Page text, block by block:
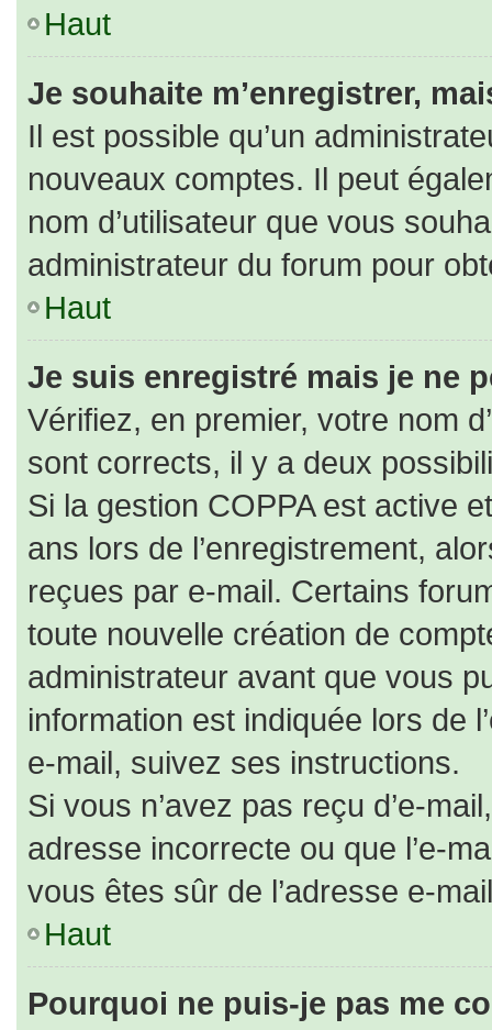
Haut
Je souhaite m’enregistrer,
Il est possible qu’un
nouveaux comptes. Il peut
nom d’utilisateur que vous
administrateur du forum pour
Haut
Je suis enregistré mais je ne
Vérifiez, en premier, votre nom
sont corrects, il y a deux
Si la gestion COPPA est active
ans lors de l’enregistrement,
reçues par e-mail. Certains
toute nouvelle création de
administrateur avant que vous
information est indiquée lors de
e-mail, suivez ses instructions.
Si vous n’avez pas reçu d’e-
adresse incorrecte ou que l’e-
vous êtes sûr de l’adresse e-
Haut
Pourquoi ne puis-je pas me